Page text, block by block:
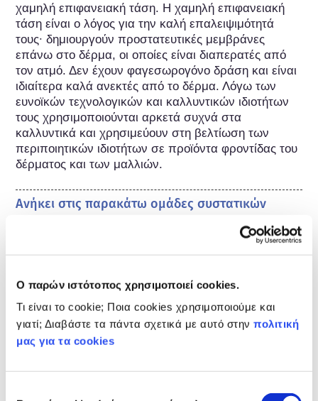
Ο παρών ιστότοπος χρησιμοποιεί cookies.
Τι είναι το cookie; Ποια cookies χρησιμοποιούμε και
γιατί; Διαβάστε τα πάντα σχετικά με αυτό στην πολιτική
μας για τα cookies
χαμηλή επιφανειακή τάση. Η χαμηλή επιφανειακή
τάση είναι ο λόγος για την καλή επαλειψιμότητά
τους∙ δημιουργούν προστατευτικές μεμβράνες
επάνω στο δέρμα, οι οποίες είναι διαπερατές από
τον ατμό. Δεν έχουν φαγεσωρογόνο δράση και είναι
ιδιαίτερα καλά ανεκτές από το δέρμα. Λόγω των
ευνοϊκών τεχνολογικών και καλλυντικών ιδιοτήτων
τους χρησιμοποιούνται αρκετά συχνά στα
καλλυντικά και χρησιμεύουν στη βελτίωση των
περιποιητικών ιδιοτήτων σε προϊόντα φροντίδας του
δέρματος και των μαλλιών.
Ανήκει στις παρακάτω ομάδες συστατικών
Ρύθμιση των καλλυντικών προϊόντων
Τα συστατικά καλλυντικών υπόκεινται σε ρύθμιση.
διαφορετικές ρυθμίσεις για τα συστατικά
καλλυντικών εκτός της ΕΕ.